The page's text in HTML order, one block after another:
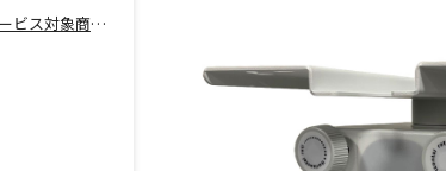
大型スピーカー設置サービス対象商品！